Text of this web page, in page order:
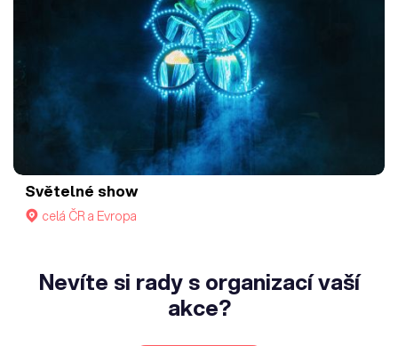
Světelné show
celá ČR a Evropa
Nevíte si rady s organizací vaší
akce?